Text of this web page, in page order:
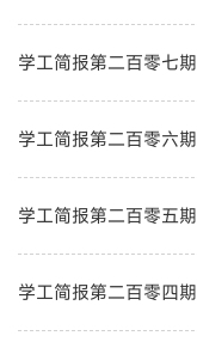
学工简报第二百零七期
学工简报第二百零六期
学工简报第二百零五期
学工简报第二百零四期